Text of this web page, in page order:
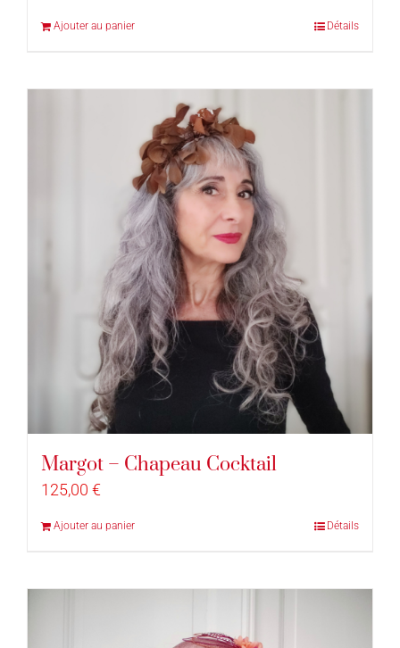
Ajouter au panier Détails
Margot – Chapeau Cocktail
125,00 €
Ajouter au panier Détails